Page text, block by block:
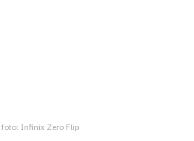
foto: Infinix Zero Flip